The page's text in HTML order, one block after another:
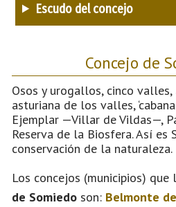
Escudo del concejo
Concejo de
Osos y urogallos, cinco valles,
asturiana de los valles,
Ejemplar —Villar de Vildas—,
Reserva de la Biosfera. Así es
conservación de la naturaleza.
Los concejos (municipios)
de Somiedo son: Belmonte